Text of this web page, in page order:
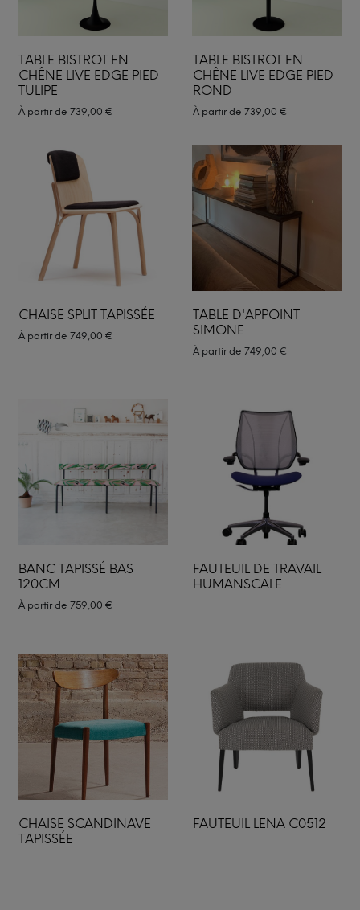
TABLE BISTROT EN
CHÊNE LIVE EDGE PIED
TULIPE
À partir de 739,00 €
TABLE BISTROT EN
CHÊNE LIVE EDGE PIED
ROND
À partir de 739,00 €
CHAISE SPLIT TAPISSÉE
À partir de 749,00 €
TABLE D'APPOINT
SIMONE
À partir de 749,00 €
BANC TAPISSÉ BAS
120CM
À partir de 759,00 €
FAUTEUIL DE TRAVAIL
HUMANSCALE
CHAISE SCANDINAVE
TAPISSÉE
FAUTEUIL LENA C0512